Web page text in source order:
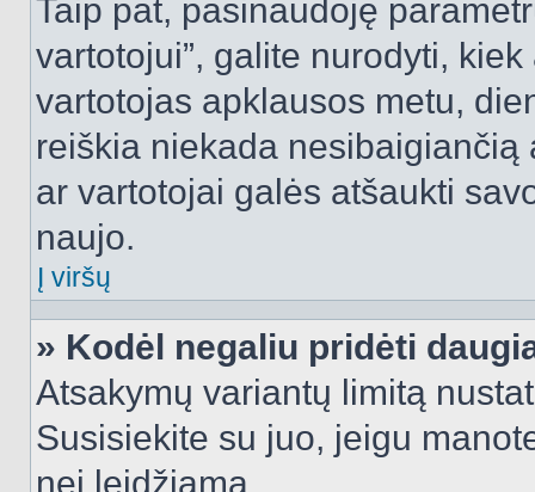
Taip pat, pasinaudoję
vartotojui”, galite nurodyti,
vartotojas apklausos metu,
reiškia niekada
ar vartotojai galės atšaukti
naujo.
Į viršų
» Kodėl negaliu pridėti
Atsakymų variantų limitą
Susisiekite su juo, jeigu
nei leidžiama.